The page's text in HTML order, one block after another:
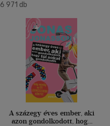
6 971 db
A százegy éves ember, aki
azon gondolkodott, hogy